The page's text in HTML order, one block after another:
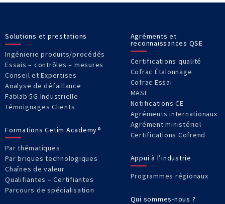
Solutions et prestations
Ingénierie produits/procédés
Essais – contrôles – mesures
Conseil et Expertises
Analyse de défaillance
Fablab 5G Industrielle
Témoignages Clients
Formations Cetim Academy®
Par thématiques
Par briques technologiques
Chaînes de valeur
Qualifiantes – Certifiantes
Parcours de spécialisation
Agréments et
reconnaissances QSE
Certifications qualité
Cofrac Étalonnage
Cofrac Essai
MASE
Notifications CE
Agréments internationaux
Agrément ministériel
Certifications Cofrend
Appui à l’industrie
Programmes régionaux
Qui sommes-nous ?